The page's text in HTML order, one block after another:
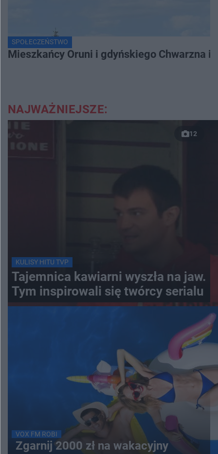
SPOŁECZEŃSTWO
Mieszkańcy Oruni i gdyńskiego Chwarzna
NAJWAŻNIEJSZE:
12
KULISY HITU TVP
Tajemnica kawiarni wyszła na jaw.
Tym inspirowali się twórcy serialu
VOX FM ROBI
Zgarnij 2000 zł na wakacyjny